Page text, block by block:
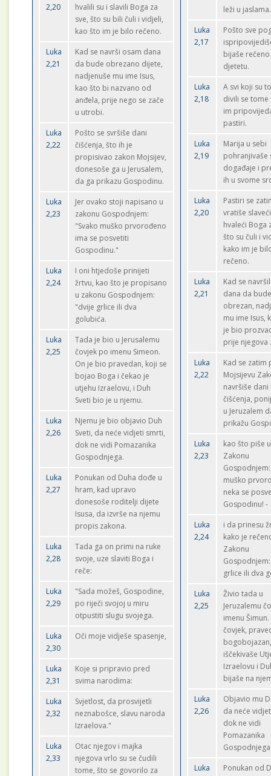
2,20
hvalili su i slavili Boga za
sve, što su bili čuli i vidjeli,
kao što im je bilo rečeno.
Luka
2,21
Kad se navrši osam dana
da bude obrezano dijete,
nadjenuše mu ime Isus,
kao što bi nazvano od
anđela, prije nego se zače
u utrobi.
Luka
2,22
Pošto se svršiše dani
čišćenja, što ih je
propisivao zakon Mojsijev,
donesoše ga u Jerusalem,
da ga prikazu Gospodinu.
Luka
2,23
Jer ovako stoji napisano u
zakonu Gospodnjem:
"Svako muško prvorođeno
ima se posvetiti
Gospodinu."
Luka
2,24
I oni htjedoše prinijeti
žrtvu, kao što je propisano
u zakonu Gospodnjem:
"dvije grlice ili dva
golubića.
Luka
2,25
Tada je bio u Jerusalemu
čovjek po imenu Simeon.
On je bio pravedan, koji se
bojao Boga i čekao je
utjehu Izraelovu, i Duh
Sveti bio je u njemu.
Luka
2,26
Njemu je bio objavio Duh
Sveti, da neće vidjeti smrti,
dok ne vidi Pomazanika
Gospodnjega.
Luka
2,27
Ponukan od Duha dođe u
hram, kad upravo
donesoše roditelji dijete
Isusa, da izvrše na njemu
propis zakona.
Luka
2,28
Tada ga on primi na ruke
svoje, uze slaviti Boga i
reče:
Luka
2,29
"Sada možeš, Gospodine,
po riječi svojoj u miru
otpustiti slugu svojega.
Luka
2,30
Oči moje vidješe spasenje,
Luka
2,31
Koje si pripravio pred
svima narodima:
Luka
2,32
Svjetlost, da prosvijetli
neznabošce, slavu naroda
Izraelova."
Luka
2,33
Otac njegov i majka
njegova vrlo su se čudili
tome, što se govorilo za
leži u jaslama.
Luka
2,17
Pošto sve
bijaše
djetetu.
Luka
2,18
A svi koji su
divili se tome
im
pastiri.
Luka
2,19
Marija u sebi
pohranjivaše
događaje i
ih u svome
Luka
2,20
Pastiri se
vratiše
hvaleći Boga
što su čuli i
kako im je
rečeno.
Luka
2,21
Kad se
dana da
obrezan,
mu ime Isus,
je bio
prije njegova
Luka
2,22
Kad se zatim
Mojsijevu
navršiše
čišćenja,
u Jeruzalem
prikažu
Luka
2,23
kao što piše u
Zakonu
muško
neka se
Gospodinu! -
Luka
2,24
i da prinesu
kako je
Zakonu
grlice ili dva
Luka
2,25
Živio tada u
Jeruzalemu
imenu Šimun.
čovjek,
iščekivaše
Izraelovu i
bijaše na
Luka
2,26
Objavio mu
da neće
dok ne vidi
Pomazanika
Luka
Ponukan od